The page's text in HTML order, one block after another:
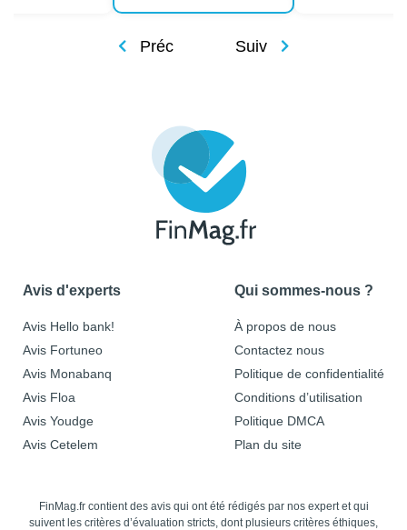
Préc Suiv
Avis d'experts
Avis Hello bank!
Avis Fortuneo
Avis Monabanq
Avis Floa
Avis Youdge
Avis Cetelem
Qui sommes-nous ?
À propos de nous
Contactez nous
Politique de confidentialité
Conditions d’utilisation
Politique DMCA
Plan du site
FinMag.fr contient des avis qui ont été rédigés par nos expert et qui
suivent les critères d’évaluation stricts, dont plusieurs critères éthiques,